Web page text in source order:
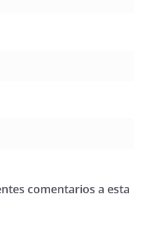
comentarios a esta